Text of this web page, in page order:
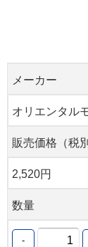
メーカー
オリエンタル
販売価格（税別
2,520円
数量
-